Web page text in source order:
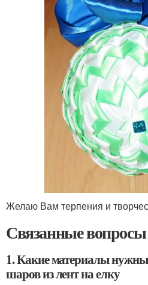
Желаю Вам терпения и
Связанные
1. Какие материалы нужны
шаров из лент на елку